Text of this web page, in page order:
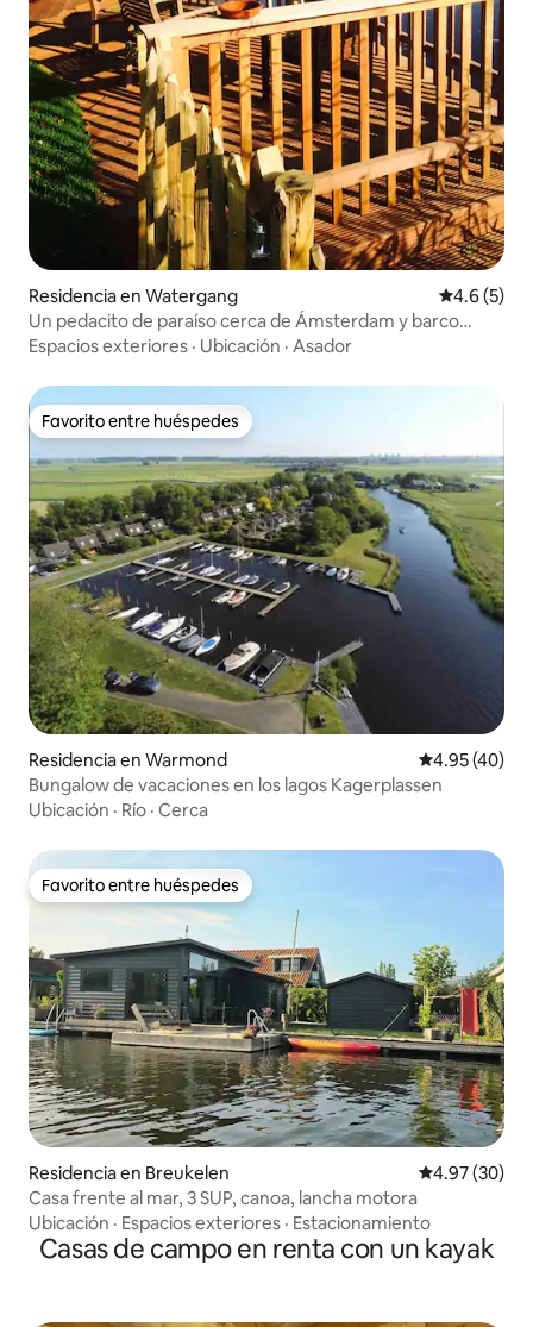
Residencia en Watergang
4.6 (5)
Un pedacito de paraíso cerca de Ámsterdam y barco
eléctrico
Espacios exteriores · Ubicación · Asador
Favorito entre huéspedes
Favorito entre huéspedes
Residencia en Warmond Calificación
4.95 (40)
Bungalow de vacaciones en los lagos Kagerplassen
Ubicación · Río · Cerca
Favorito entre huéspedes
Favorito entre huéspedes
Residencia en Breukelen Calificación
4.97 (30)
Casa frente al mar, 3 SUP, canoa, lancha motora
Ubicación · Espacios exteriores · Estacionamiento
Casas de campo en renta con un kayak